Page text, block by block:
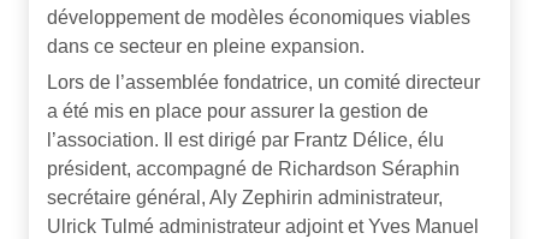
développement de modèles économiques viables
dans ce secteur en pleine expansion.
Lors de l’assemblée fondatrice, un comité directeur
a été mis en place pour assurer la gestion de
l’association. Il est dirigé par Frantz Délice, élu
président, accompagné de Richardson Séraphin
secrétaire général, Aly Zephirin administrateur,
Ulrick Tulmé administrateur adjoint et Yves Manuel